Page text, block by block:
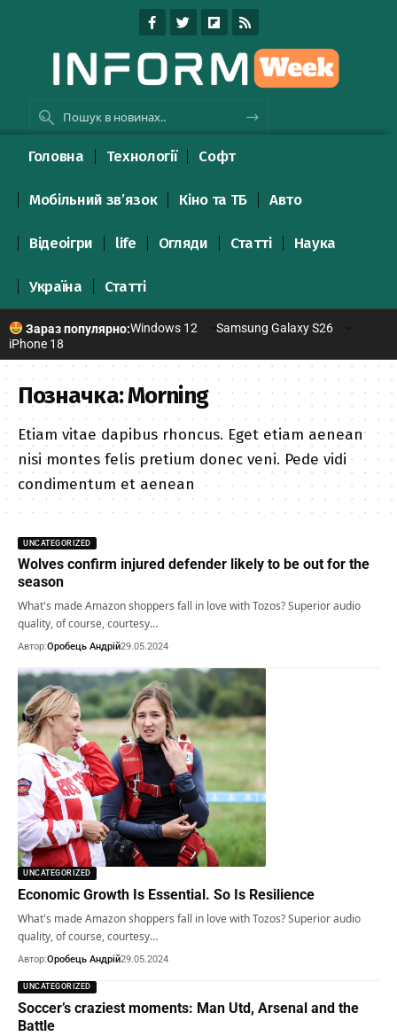
Головна Технології Софт
Мобільний зв’язок Кіно та ТБ Авто
Відеоігри life Огляди Статті Наука
Україна Статті
Зараз популярно:Windows 12
Samsung Galaxy S26
iPhone 18
Позначка:Morning
Etiam vitae dapibus rhoncus. Eget etiam aenean
nisi montes felis pretium donec veni. Pede vidi
condimentum et aenean
UNCATEGORIZED
Wolves confirm injured defender likely to be out for the
season
What's made Amazon shoppers fall in love with Tozos? Superior audio
quality, of course, courtesy…
Автор:Оробець Андрій29.05.2024
UNCATEGORIZED
Economic Growth Is Essential. So Is Resilience
What's made Amazon shoppers fall in love with Tozos? Superior audio
quality, of course, courtesy…
Автор:Оробець Андрій29.05.2024
UNCATEGORIZED
Soccer’s craziest moments: Man Utd, Arsenal and the
Battle